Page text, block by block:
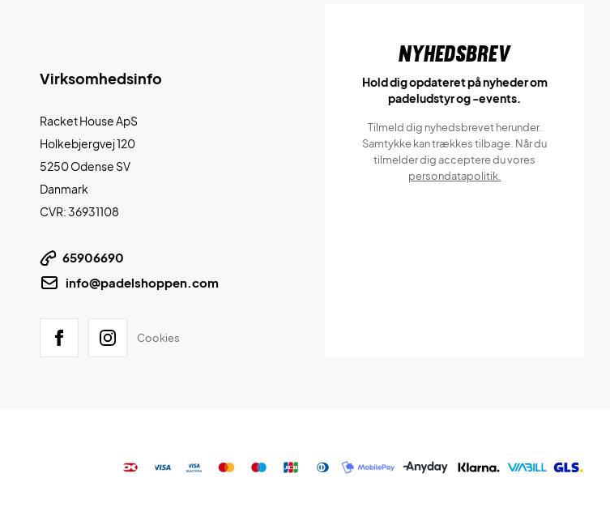
Virksomhedsinfo
Racket House ApS
Holkebjergvej 120
5250 Odense SV
Danmark
CVR: 36931108
65906690
info@padelshoppen.com
Cookies
Nyhedsbrev
Hold dig opdateret på nyheder om
padeludstyr og -events.
Tilmeld dig nyhedsbrevet herunder.
Samtykke kan trækkes tilbage. Når du
tilmelder dig acceptere du vores
persondatapolitik.